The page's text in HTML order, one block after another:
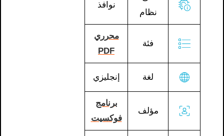
نظام
نوافذ
فئة
محرري
PDF
لغة إنجليزي
مؤلف
برنامج
فوكسيت